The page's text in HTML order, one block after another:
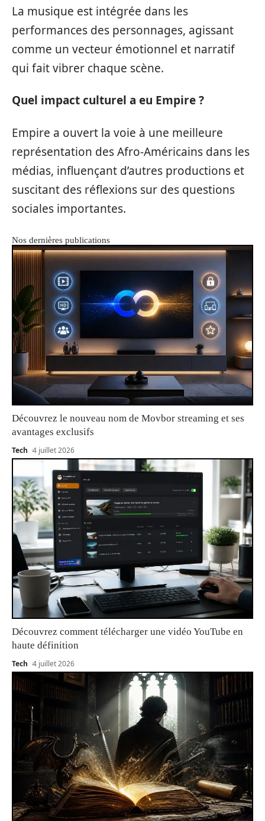
La musique est intégrée dans les
performances des personnages, agissant
comme un vecteur émotionnel et narratif
qui fait vibrer chaque scène.
Quel impact culturel a eu Empire ?
Empire a ouvert la voie à une meilleure
représentation des Afro-Américains dans les
médias, influençant d’autres productions et
suscitant des réflexions sur des questions
sociales importantes.
Nos dernières publications
Découvrez le nouveau nom de Movbor streaming et ses
avantages exclusifs
Tech 4 juillet 2026
Découvrez comment télécharger une vidéo YouTube en
haute définition
Tech 4 juillet 2026